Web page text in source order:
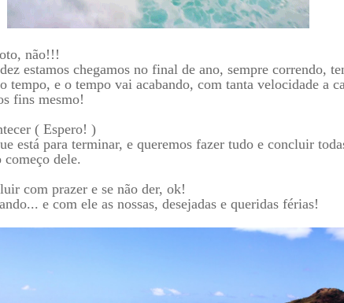
não!!!
estamos chegamos no final de ano, sempre correndo,
tempo, e o tempo vai acabando, com tanta velocidade a
fins mesmo!
( Espero! )
está para terminar, e queremos fazer tudo e concluir
começo dele.
com prazer e se não der, ok!
e com ele as nossas, desejadas e queridas férias!